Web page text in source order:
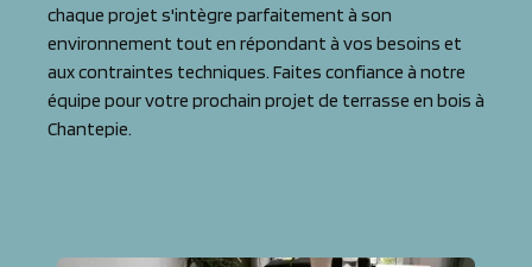
chaque projet s'intègre parfaitement à son
environnement tout en répondant à vos besoins et
aux contraintes techniques. Faites confiance à notre
équipe pour votre prochain projet de terrasse en bois à
Chantepie.